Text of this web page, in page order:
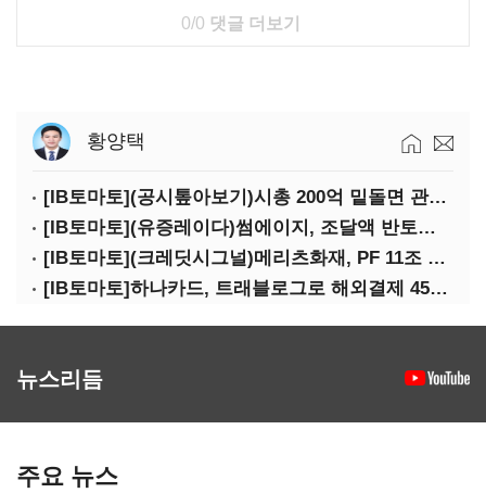
0/0 댓글 더보기
황양택
[IB토마토](공시톺아보기)시총 200억 밑돌면 관리종목…상폐 피하려면
[IB토마토](유증레이다)썸에이지, 조달액 반토막…시총 200억 못 넘으면 철회
[IB토마토](크레딧시그널)메리츠화재, PF 11조 노출…부동산 사업성 저하 우려
[IB토마토]하나카드, 트래블로그로 해외결제 45% 장악…카드이익은 제자리
뉴스리듬
주요 뉴스